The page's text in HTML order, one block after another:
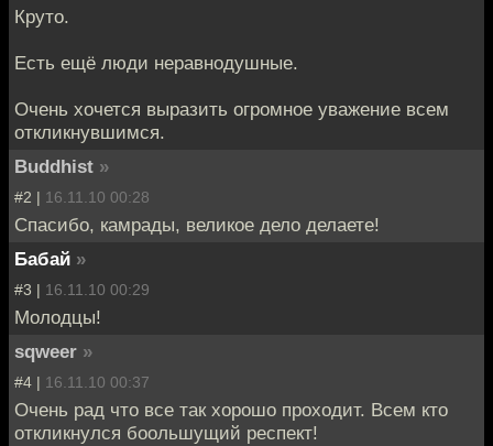
Круто.
Есть ещё люди неравнодушные.
Очень хочется выразить огромное уважение всем
откликнувшимся.
Buddhist »
#2 | 16.11.10 00:28
Спасибо, камрады, великое дело делаете!
Бабай »
#3 | 16.11.10 00:29
Молодцы!
sqweer »
#4 | 16.11.10 00:37
Очень рад что все так хорошо проходит. Всем кто
откликнулся боольшущий респект!